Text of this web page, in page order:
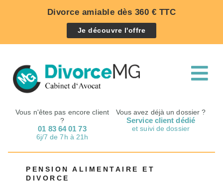
Divorce amiable dès 360 € TTC
Je découvre l'offre
Vous n'êtes pas encore client
?
01 83 64 01 73
6j/7 de 7h à 21h
Vous avez déjà un dossier ?
Service client dédié
et suivi de dossier
PENSION ALIMENTAIRE ET
DIVORCE